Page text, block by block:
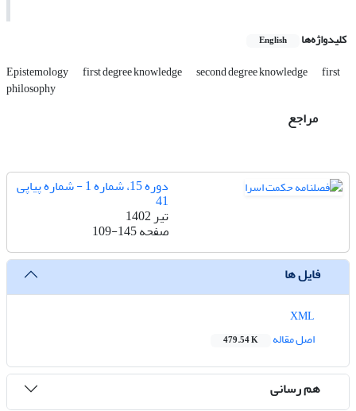
کلیدواژه‌ها English
Epistemology first degree knowledge second degree knowledge first
philosophy
مراجع
دوره 15، شماره 1 - شماره پیاپی
41
تیر 1402
صفحه109-145
فایل ها
اصل مقاله
479.54 K
هم رسانی